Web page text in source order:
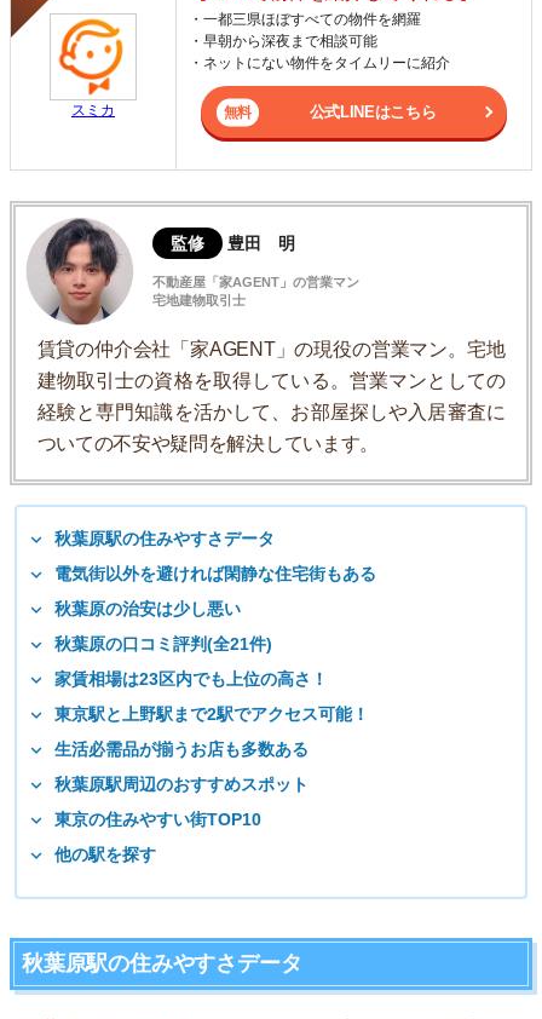
スミカ
・一都三県ほぼすべての物件を網羅
・早朝から深夜まで相談可能
・ネットにない物件をタイムリーに紹介
公式LINEはこちら
監修 豊田 明
不動産屋「家AGENT」の営業マン
宅地建物取引士
賃貸の仲介会社「家AGENT」の現役の営業マン。宅地
建物取引士の資格を取得している。営業マンとしての
経験と専門知識を活かして、お部屋探しや入居審査に
ついての不安や疑問を解決しています。
秋葉原駅の住みやすさデータ
電気街以外を避ければ閑静な住宅街もある
秋葉原の治安は少し悪い
秋葉原の口コミ評判(全21件)
家賃相場は23区内でも上位の高さ！
東京駅と上野駅まで2駅でアクセス可能！
生活必需品が揃うお店も多数ある
秋葉原駅周辺のおすすめスポット
東京の住みやすい街TOP10
他の駅を探す
秋葉原駅の住みやすさデータ